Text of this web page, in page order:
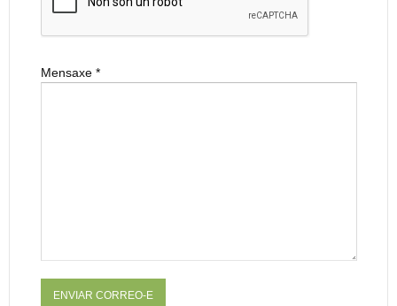
Mensaxe*
ENVIAR CORREO-E